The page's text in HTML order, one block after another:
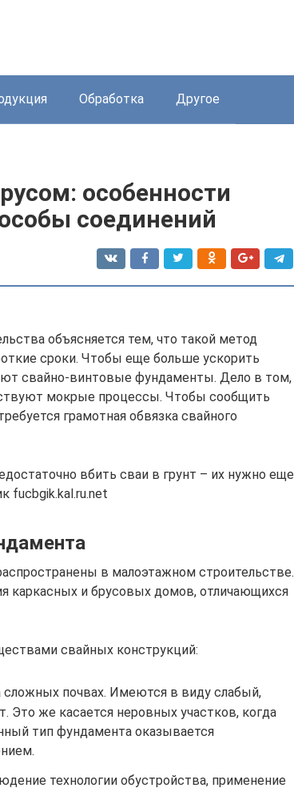
Обработка Другое
особенности
соединений
объясняется тем, что такой метод
сроки. Чтобы еще больше ускорить
свайно-винтовые фундаменты. Дело в том,
мокрые процессы. Чтобы сообщить
грамотная обвязка свайного
вбить сваи в грунт – их нужно еще
fucbgik.kal.ru.net
в малоэтажном строительстве.
каркасных и брусовых домов, отличающихся
свайных конструкций:
сложных почвах. Имеются в виду слабый,
Это же касается неровных участков, когда
тип фундамента оказывается
технологии обустройства, применение